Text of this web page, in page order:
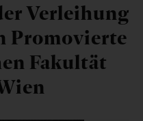
Verleihung
Promovierte
Fakultät